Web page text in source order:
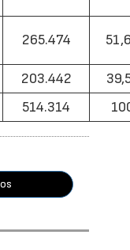
265.474
203.442
514.314